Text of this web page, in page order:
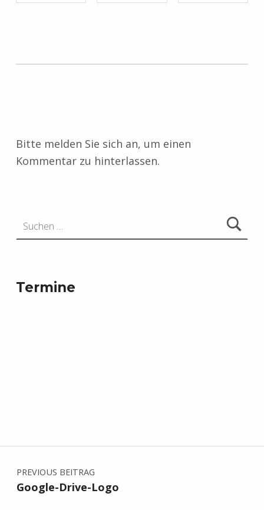
Bitte melden Sie sich an, um einen
Kommentar zu hinterlassen.
Termine
Beitragsnavigation
PREVIOUS BEITRAG
Google-Drive-Logo